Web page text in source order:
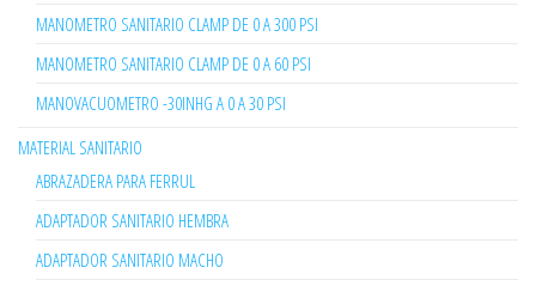
MANOMETRO SANITARIO CLAMP DE 0 A 300 PSI
MANOMETRO SANITARIO CLAMP DE 0 A 60 PSI
MANOVACUOMETRO -30INHG A 0 A 30 PSI
MATERIAL SANITARIO
ABRAZADERA PARA FERRUL
ADAPTADOR SANITARIO HEMBRA
ADAPTADOR SANITARIO MACHO